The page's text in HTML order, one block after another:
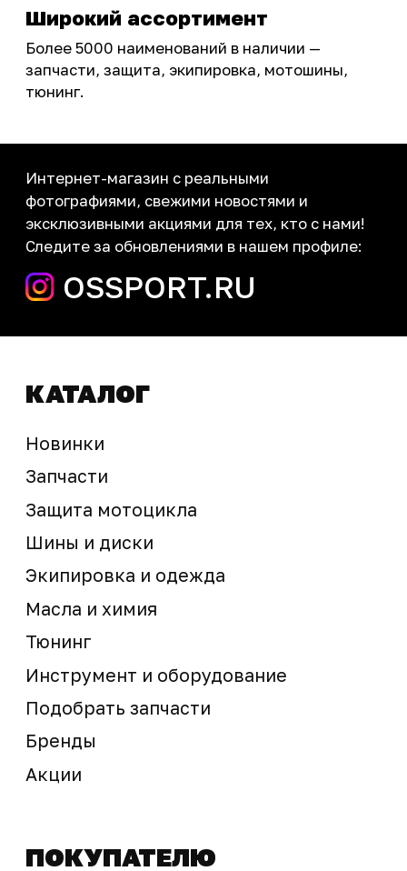
Акции
Инструмент и оборудование
Подобрать запчасти
Доставка
Самовывоз
Возврат товаров
Оплата
Как купить
Карта сайта
Мотомагазин
Новости
ПОКУПАТЕЛЮ
+7 (908) 448-07-59
Магазин
+7 (995) 281-25-71
Сервис
г. Владивосток
ул. Адмирала Горшкова, 60Б ст2
запчасти шины экипировка